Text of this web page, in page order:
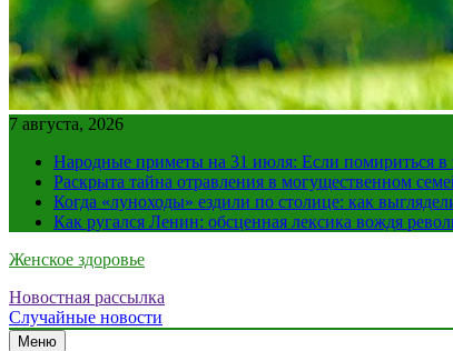
7 августа, 2026
Народные приметы на 31 июля: Если помириться в
Раскрыта тайна отравления в могущественном
Когда «луноходы» ездили по столице: как
Как ругался Ленин: обсценная лексика вождя
Женское здоровье
Новостная рассылка
Случайные новости
Меню